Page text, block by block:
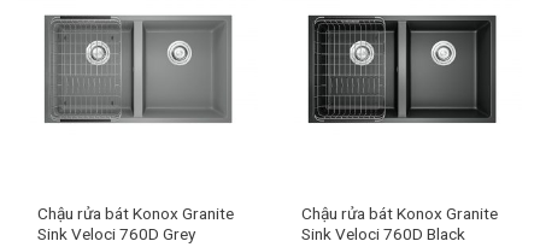
Chậu rửa bát Konox Granite
Sink Veloci 760D Grey
Chậu rửa bát Konox Granite
Sink Veloci 760D Black